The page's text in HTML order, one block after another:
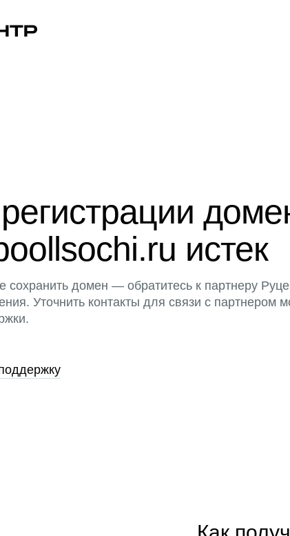
истек
сохранить домен — обратитесь к партнеру
Уточнить контакты для связи с партнером